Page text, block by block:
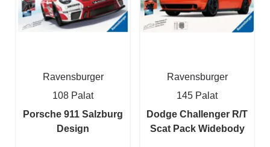
Ravensburger
108 Palat
Porsche 911 Salzburg
Design
Ravensburger
145 Palat
Dodge Challenger R/T
Scat Pack Widebody